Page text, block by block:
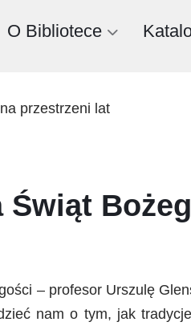
O Bibliotece
przestrzeni lat
– profesor Urszulę
nam o tym, jak